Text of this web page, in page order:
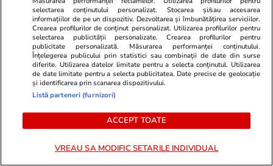
Știri România 07:00
Rezultatele loto din 19 iulie 2026. Report la
Loto 6/49 la categoria I de peste 8,12 milioane
de euro
selectarea conținutului personalizat. Stocarea și/sau accesarea
informațiilor de pe un dispozitiv. Dezvoltarea și îmbunătățirea serviciilor.
Crearea profilurilor de conținut personalizat. Utilizarea profilurilor pentru
selectarea publicității personalizate. Crearea profilurilor pentru
publicitate personalizată. Măsurarea performanței conținutului.
Înțelegerea publicului prin statistici sau combinații de date din surse
diferite. Utilizarea datelor limitate pentru a selecta conținutul. Utilizarea
de date limitate pentru a selecta publicitatea. Date precise de geolocație
și identificarea prin scanarea dispozitivului.
Listă parteneri (furnizori)
ACCEPT TOATE
VREAU SA MODIFIC SETARILE INDIVIDUAL